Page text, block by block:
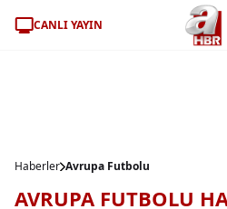
CANLI YAYIN
Haberler Avrupa Futbolu
AVRUPA FUTBOLU